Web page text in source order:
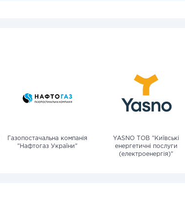
Газопостачальна компанія
"Нафтогаз України"
YASNO ТОВ "Київські
енергетичні послуги
(електроенергія)"